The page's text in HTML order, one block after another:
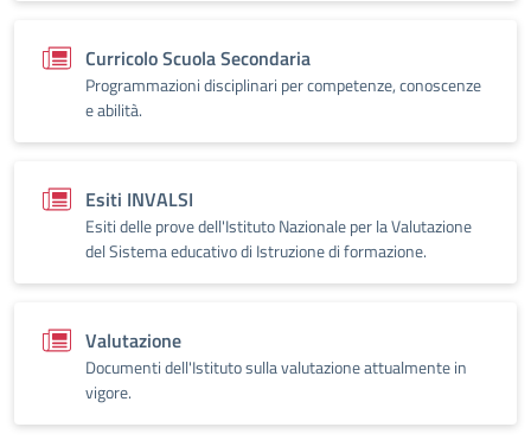
Curricolo Scuola Secondaria
Programmazioni disciplinari per competenze, conoscenze
e abilità.
Esiti INVALSI
Esiti delle prove dell'Istituto Nazionale per la Valutazione
del Sistema educativo di Istruzione di formazione.
Valutazione
Documenti dell'Istituto sulla valutazione attualmente in
vigore.